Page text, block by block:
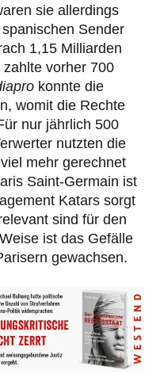
sie allerdings
Sender
1,15 Milliarden
zahlte vorher 700
konnte die
womit die Rechte
nur jährlich 500
nutzten die
mehr gerechnet
Saint-Germain ist
Katars sorgt
sind für den
ist das Gefälle
gewachsen.